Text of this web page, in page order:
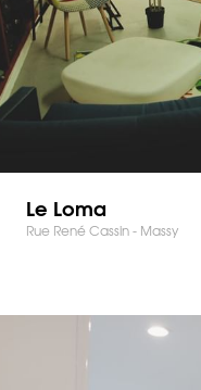
Le Loma
Rue René Cassin - Massy